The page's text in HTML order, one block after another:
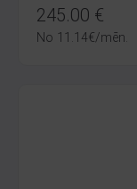
245.00 €
No 11.14€/mēn.